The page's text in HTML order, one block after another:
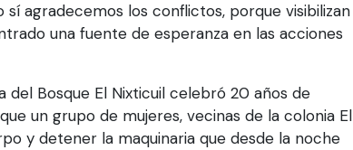
agradecemos los conflictos, porque visibilizan
una fuente de esperanza en las acciones
del Bosque El Nixticuil celebró 20 años de
un grupo de mujeres, vecinas de la colonia El
y detener la maquinaria que desde la noche